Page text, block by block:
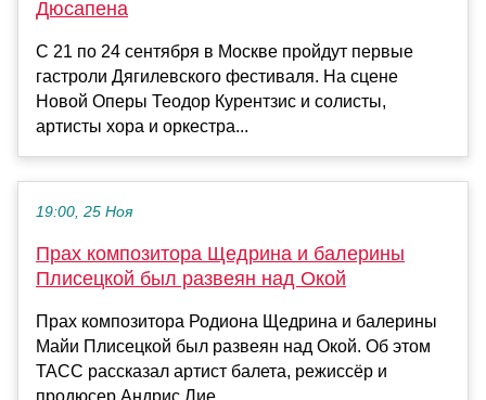
Дюсапена
C 21 по 24 сентября в Москве пройдут первые
гастроли Дягилевского фестиваля. На сцене
Новой Оперы Теодор Курентзис и солисты,
артисты хора и оркестра...
19:00, 25 Ноя
Прах композитора Щедрина и балерины
Плисецкой был развеян над Окой
Прах композитора Родиона Щедрина и балерины
Майи Плисецкой был развеян над Окой. Об этом
ТАСС рассказал артист балета, режиссёр и
продюсер Андрис Лие...